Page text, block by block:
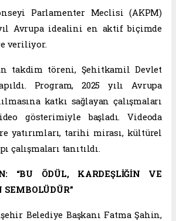
Parlamenter Meclisi (AKPM)
Avrupa idealini en aktif biçimde
veriliyor.
takdim töreni, Şehitkamil Devlet
Program, 2025 yılı Avrupa
katkı sağlayan çalışmaları
gösterimiyle başladı. Videoda
yatırımları, tarihi mirası, kültürel
çalışmaları tanıtıldı.
“BU ÖDÜL, KARDEŞLİĞİN VE
Belediye Başkanı Fatma Şahin,